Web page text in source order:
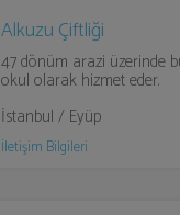
Alkuzu Çiftliği
47 dönüm arazi üzerinde
okul olarak hizmet eder.
İstanbul / Eyüp
İletişim Bilgileri